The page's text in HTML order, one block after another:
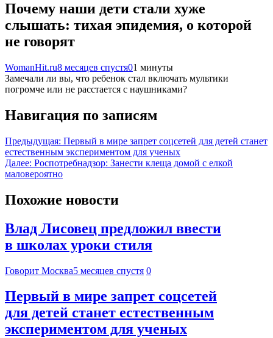
Почему наши дети стали хуже
слышать: тихая эпидемия, о которой
не говорят
WomanHit.ru8 месяцев спустя01 минуты
Замечали ли вы, что ребенок стал включать мультики
погромче или не расстается с наушниками?
Навигация по записям
Предыдущая: Первый в мире запрет соцсетей для детей станет
естественным экспериментом для ученых
Далее: Роспотребнадзор: Занести клеща домой с елкой
маловероятно
Похожие новости
Влад Лисовец предложил ввести
в школах уроки стиля
Говорит Москва5 месяцев спустя 0
Первый в мире запрет соцсетей
для детей станет естественным
экспериментом для ученых